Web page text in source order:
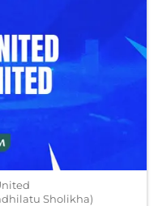
Sholikha)